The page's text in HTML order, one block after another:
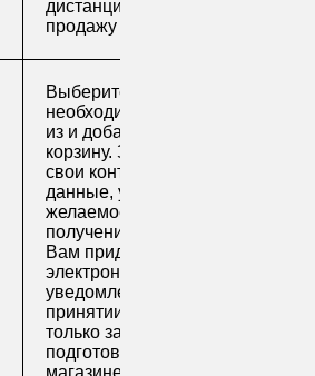
дистанционную
продажу
Выберите
необходимые товары
из и добавьте их в
корзину. Заполните
свои контактные
данные, укажите
желаемое время
получения заказа.
Вам придет по
электронной почте
уведомление о
принятии заказа. Как
только заказ
подготовят в
магазине (обычно на